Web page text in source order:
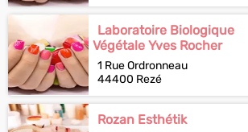
Laboratoire Biologique
Végétale Yves Rocher
1 Rue Ordronneau
44400 Rezé
Rozan Esthétik